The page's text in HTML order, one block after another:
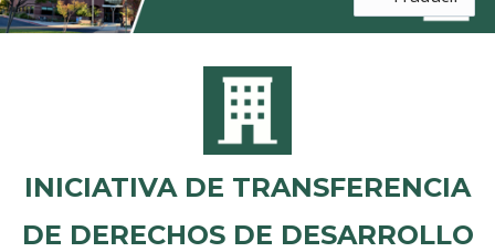
INICIATIVA DE TRANSFERENCIA
DE DERECHOS DE DESARROLLO